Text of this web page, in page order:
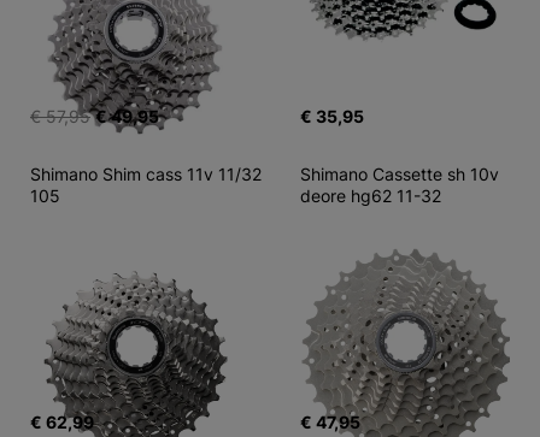
€ 57,95 € 49,95 € 35,95
Shimano Shim cass 11v 11/32
105
€ 62,99
Shimano Cassette sh 10v
deore hg62 11-32
€ 47,95